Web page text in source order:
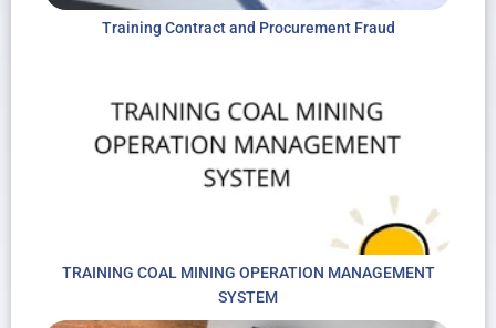
Training Contract and Procurement Fraud
TRAINING COAL MINING OPERATION MANAGEMENT
SYSTEM